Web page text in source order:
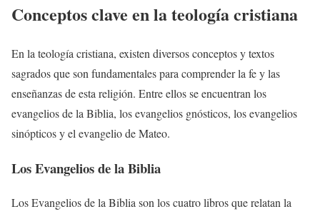
Conceptos clave en la teología cristiana
En la teología cristiana, existen diversos conceptos y textos
sagrados que son fundamentales para comprender la fe y las
enseñanzas de esta religión. Entre ellos se encuentran los
evangelios de la Biblia, los evangelios gnósticos, los evangelios
sinópticos y el evangelio de Mateo.
Los Evangelios de la Biblia
Los Evangelios de la Biblia son los cuatro libros que relatan la